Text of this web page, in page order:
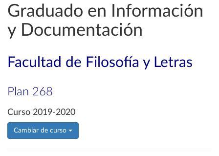
Graduado en Información
y Documentación
Facultad de Filosofía y Letras
Plan 268
Curso 2019-2020
Cambiar de curso